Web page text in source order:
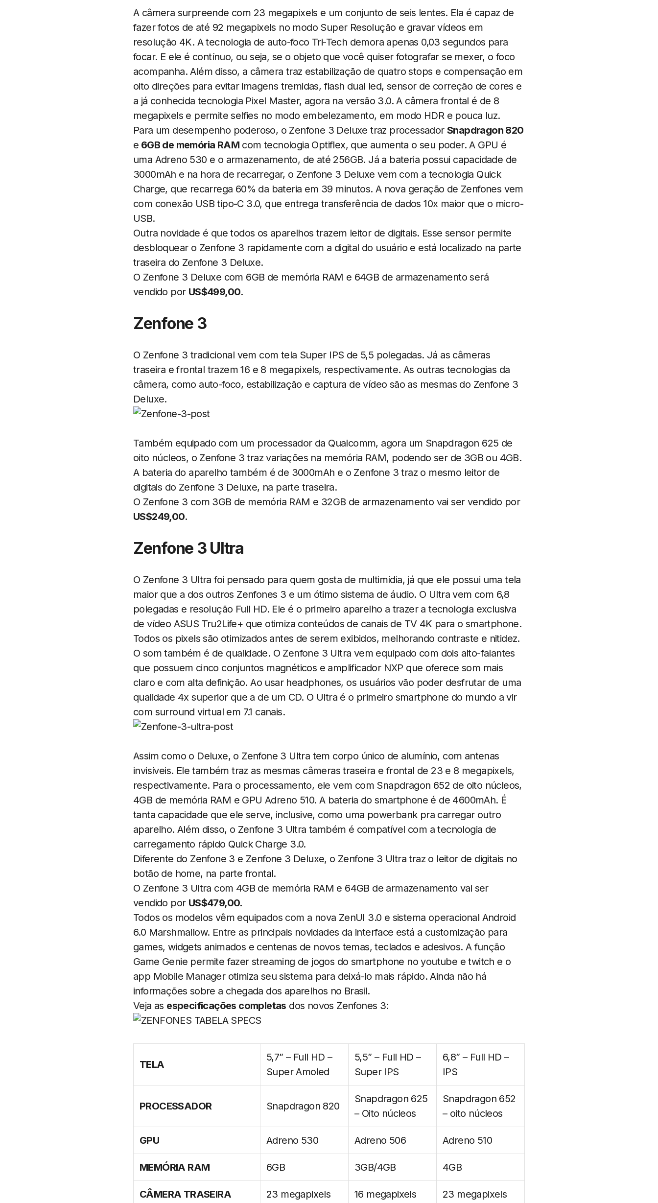
A câmera surpreende com 23 megapixels e um conjunto de seis lentes. Ela é capaz de
fazer fotos de até 92 megapixels no modo Super Resolução e gravar vídeos em
resolução 4K. A tecnologia de auto-foco Tri-Tech demora apenas 0,03 segundos para
focar. E ele é contínuo, ou seja, se o objeto que você quiser fotografar se mexer, o foco
acompanha. Além disso, a câmera traz estabilização de quatro stops e compensação em
oito direções para evitar imagens tremidas, flash dual led, sensor de correção de cores e
a já conhecida tecnologia Pixel Master, agora na versão 3.0. A câmera frontal é de 8
megapixels e permite selfies no modo embelezamento, em modo HDR e pouca luz.
Para um desempenho poderoso, o Zenfone 3 Deluxe traz processador Snapdragon 820
e 6GB de memória RAM com tecnologia Optiflex, que aumenta o seu poder. A GPU é
uma Adreno 530 e o armazenamento, de até 256GB. Já a bateria possui capacidade de
3000mAh e na hora de recarregar, o Zenfone 3 Deluxe vem com a tecnologia Quick
Charge, que recarrega 60% da bateria em 39 minutos. A nova geração de Zenfones vem
com conexão USB tipo-C 3.0, que entrega transferência de dados 10x maior que o micro-
USB.
Outra novidade é que todos os aparelhos trazem leitor de digitais. Esse sensor permite
desbloquear o Zenfone 3 rapidamente com a digital do usuário e está localizado na parte
traseira do Zenfone 3 Deluxe.
O Zenfone 3 Deluxe com 6GB de memória RAM e 64GB de armazenamento será
vendido por US$499,00.
Zenfone 3
O Zenfone 3 tradicional vem com tela Super IPS de 5,5 polegadas. Já as câmeras
traseira e frontal trazem 16 e 8 megapixels, respectivamente. As outras tecnologias da
câmera, como auto-foco, estabilização e captura de vídeo são as mesmas do Zenfone 3
Deluxe.
Também equipado com um processador da Qualcomm, agora um Snapdragon 625 de
oito núcleos, o Zenfone 3 traz variações na memória RAM, podendo ser de 3GB ou 4GB.
A bateria do aparelho também é de 3000mAh e o Zenfone 3 traz o mesmo leitor de
digitais do Zenfone 3 Deluxe, na parte traseira.
O Zenfone 3 com 3GB de memória RAM e 32GB de armazenamento vai ser vendido por
US$249,00.
Zenfone 3 Ultra
O Zenfone 3 Ultra foi pensado para quem gosta de multimídia, já que ele possui uma tela
maior que a dos outros Zenfones 3 e um ótimo sistema de áudio. O Ultra vem com 6,8
polegadas e resolução Full HD. Ele é o primeiro aparelho a trazer a tecnologia exclusiva
de vídeo ASUS Tru2Life+ que otimiza conteúdos de canais de TV 4K para o smartphone.
Todos os pixels são otimizados antes de serem exibidos, melhorando contraste e nitidez.
O som também é de qualidade. O Zenfone 3 Ultra vem equipado com dois alto-falantes
que possuem cinco conjuntos magnéticos e amplificador NXP que oferece som mais
claro e com alta definição. Ao usar headphones, os usuários vão poder desfrutar de uma
qualidade 4x superior que a de um CD. O Ultra é o primeiro smartphone do mundo a vir
com surround virtual em 7.1 canais.
Assim como o Deluxe, o Zenfone 3 Ultra tem corpo único de alumínio, com antenas
invisíveis. Ele também traz as mesmas câmeras traseira e frontal de 23 e 8 megapixels,
respectivamente. Para o processamento, ele vem com Snapdragon 652 de oito núcleos,
4GB de memória RAM e GPU Adreno 510. A bateria do smartphone é de 4600mAh. É
tanta capacidade que ele serve, inclusive, como uma powerbank pra carregar outro
aparelho. Além disso, o Zenfone 3 Ultra também é compatível com a tecnologia de
carregamento rápido Quick Charge 3.0.
Diferente do Zenfone 3 e Zenfone 3 Deluxe, o Zenfone 3 Ultra traz o leitor de digitais no
botão de home, na parte frontal.
O Zenfone 3 Ultra com 4GB de memória RAM e 64GB de armazenamento vai ser
vendido por US$479,00.
Todos os modelos vêm equipados com a nova ZenUI 3.0 e sistema operacional Android
6.0 Marshmallow. Entre as principais novidades da interface está a customização para
games, widgets animados e centenas de novos temas, teclados e adesivos. A função
Game Genie permite fazer streaming de jogos do smartphone no youtube e twitch e o
app Mobile Manager otimiza seu sistema para deixá-lo mais rápido. Ainda não há
informações sobre a chegada dos aparelhos no Brasil.
Veja as especificações completas dos novos Zenfones 3:
TELA
5,7” – Full HD –
Super Amoled
5,5” – Full HD –
Super IPS
6,8” – Full HD –
IPS
PROCESSADOR Snapdragon 820
Snapdragon 625
– Oito núcleos
Snapdragon 652
– oito núcleos
GPU Adreno 530 Adreno 506 Adreno 510
MEMÓRIA RAM 6GB 3GB/4GB 4GB
CÂMERA TRASEIRA 23 megapixels 16 megapixels 23 megapixels